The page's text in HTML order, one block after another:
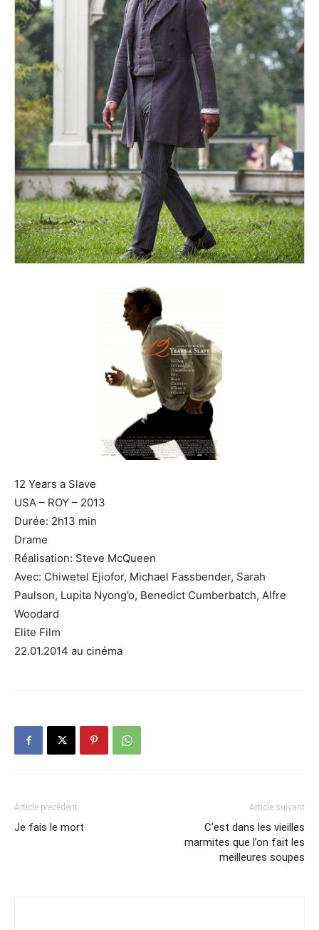
12 Years a Slave
USA – ROY – 2013
Durée: 2h13 min
Drame
Réalisation: Steve McQueen
Avec: Chiwetel Ejiofor, Michael Fassbender, Sarah
Paulson, Lupita Nyong’o, Benedict Cumberbatch, Alfre
Woodard
Elite Film
22.01.2014 au cinéma
Article précédent
Je fais le mort
Article suivant
C’est dans les vieilles
marmites que l’on fait les
meilleures soupes